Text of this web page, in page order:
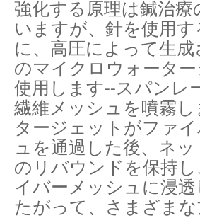
強化する原理は鍼治療
いますが、針を使用す
に、高圧によって生成
のマイクロウォータ
使用します--スパンレ
繊維メッシュを噴霧し
タージェットがファ
ュを通過した後、ネッ
のリバウンドを保持し
イバーメッシュに浸透
たがって、さまざまな